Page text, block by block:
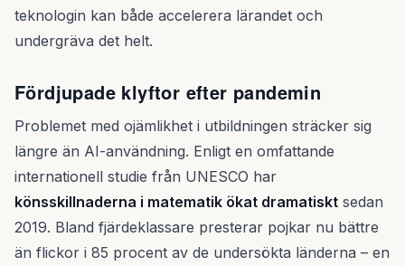
teknologin kan både accelerera lärandet och
undergräva det helt.
Fördjupade klyftor efter pandemin
Problemet med ojämlikhet i utbildningen sträcker sig
längre än AI-användning. Enligt en omfattande
internationell studie från UNESCO har
könsskillnaderna i matematik ökat dramatiskt sedan
2019. Bland fjärdeklassare presterar pojkar nu bättre
än flickor i 85 procent av de undersökta länderna – en